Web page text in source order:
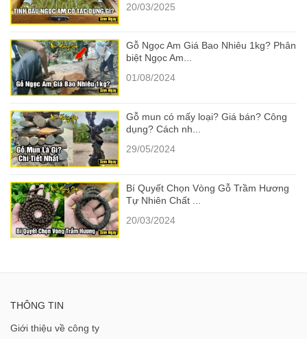
20/03/2025
Gỗ Ngọc Am Giá Bao Nhiêu 1kg? Phân
biệt Ngọc Am...
01/08/2024
Gỗ mun có mấy loại? Giá bán? Công
dụng? Cách nh...
29/05/2024
Bí Quyết Chọn Vòng Gỗ Trầm Hương
Tự Nhiên Chất ...
20/03/2024
THÔNG TIN
Giới thiệu về công ty